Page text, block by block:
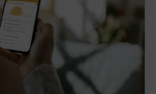
énergie solaire avec